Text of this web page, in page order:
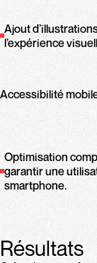
Ajout
l’expérience
Accessibilité
Optimisation
garantir une
smartphone.
Résultats